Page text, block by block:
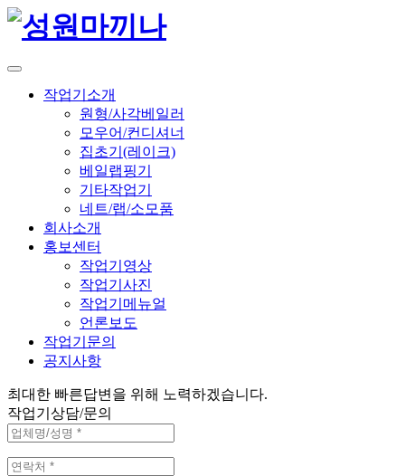
작업기소개
원형/사각베일러
모우어/컨디셔너
집초기(레이크)
베일랩핑기
기타작업기
네트/랩/소모품
회사소개
홍보센터
작업기영상
작업기사진
작업기메뉴얼
언론보도
작업기문의
공지사항
최대한 빠른답변을 위해 노력하겠습니다.
작업기상담/문의